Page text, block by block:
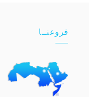
فروعنــا